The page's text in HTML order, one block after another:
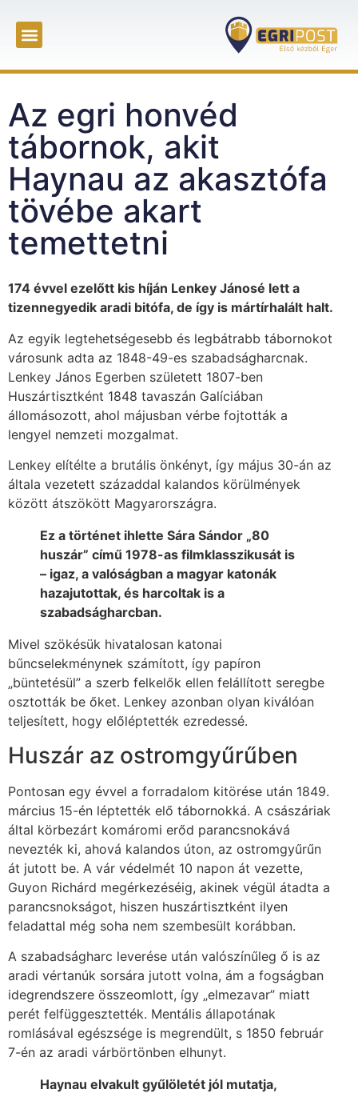
Az egri honvéd
tábornok, akit
Haynau az akasztófa
tövébe akart
temettetni
174 évvel ezelőtt kis híján Lenkey Jánosé lett a
tizennegyedik aradi bitófa, de így is mártírhalált halt.
Az egyik legtehetségesebb és legbátrabb tábornokot
városunk adta az 1848-49-es szabadságharcnak.
Lenkey János Egerben született 1807-ben
Huszártisztként 1848 tavaszán Galíciában
állomásozott, ahol májusban vérbe fojtották a
lengyel nemzeti mozgalmat.
Lenkey elítélte a brutális önkényt, így május 30-án az
általa vezetett századdal kalandos körülmények
között átszökött Magyarországra.
Ez a történet ihlette Sára Sándor „80
huszár” című 1978-as filmklasszikusát is
– igaz, a valóságban a magyar katonák
hazajutottak, és harcoltak is a
szabadságharcban.
Mivel szökésük hivatalosan katonai
bűncselekménynek számított, így papíron
„büntetésül” a szerb felkelők ellen felállított seregbe
osztották be őket. Lenkey azonban olyan kiválóan
teljesített, hogy előléptették ezredessé.
Huszár az ostromgyűrűben
Pontosan egy évvel a forradalom kitörése után 1849.
március 15-én léptették elő tábornokká. A császáriak
által körbezárt komáromi erőd parancsnokává
nevezték ki, ahová kalandos úton, az ostromgyűrűn
át jutott be. A vár védelmét 10 napon át vezette,
Guyon Richárd megérkezéséig, akinek végül átadta a
parancsnokságot, hiszen huszártisztként ilyen
feladattal még soha nem szembesült korábban.
A szabadságharc leverése után valószínűleg ő is az
aradi vértanúk sorsára jutott volna, ám a fogságban
idegrendszere összeomlott, így „elmezavar” miatt
perét felfüggesztették. Mentális állapotának
romlásával egészsége is megrendült, s 1850 február
7-én az aradi várbörtönben elhunyt.
Haynau elvakult gyűlöletét jól mutatja,